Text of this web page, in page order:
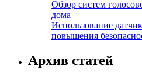
Обзор систем
дома
Использование
повышения
Архив статей